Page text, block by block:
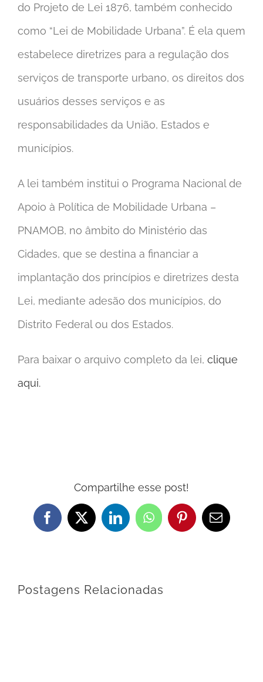
do Projeto de Lei 1876, também conhecido
como “Lei de Mobilidade Urbana”. É ela quem
estabelece diretrizes para a regulação dos
serviços de transporte urbano, os direitos dos
usuários desses serviços e as
responsabilidades da União, Estados e
municípios.
A lei também institui o Programa Nacional de
Apoio à Política de Mobilidade Urbana –
PNAMOB, no âmbito do Ministério das
Cidades, que se destina a financiar a
implantação dos princípios e diretrizes desta
Lei, mediante adesão dos municípios, do
Distrito Federal ou dos Estados.
Para baixar o arquivo completo da lei, clique
aqui.
Compartilhe esse post!
Facebook
X LinkedInWhatsApp
Pinterest
E-
mail
Postagens Relacionadas